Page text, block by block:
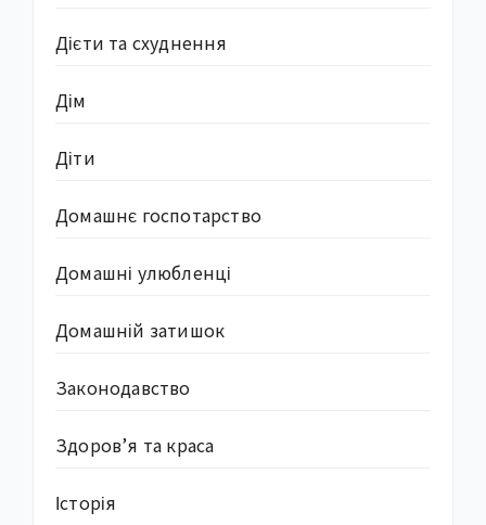
Дієти та схуднення
Дім
Діти
Домашнє госпотарство
Домашні улюбленці
Домашній затишок
Законодавство
Здоров’я та краса
Історія